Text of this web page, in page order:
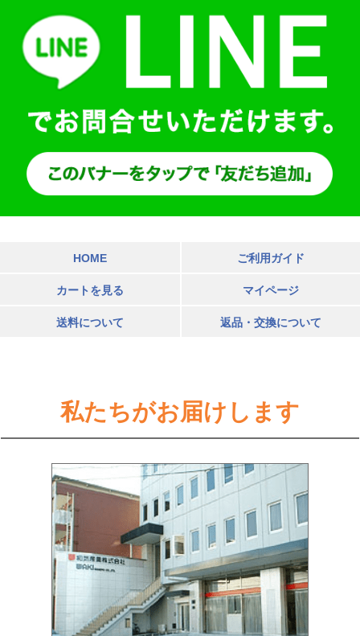
HOME ご利用ガイド
カートを見る マイページ
送料について 返品・交換について
私たちがお届けします